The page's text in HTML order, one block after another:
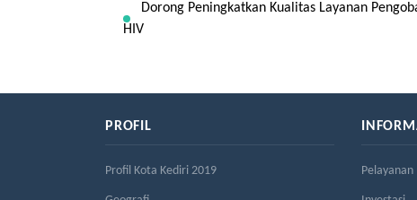
Dorong Peningkatkan Kualitas Layanan
HIV
PROFIL
Profil Kota Kediri 2019 Pelayanan